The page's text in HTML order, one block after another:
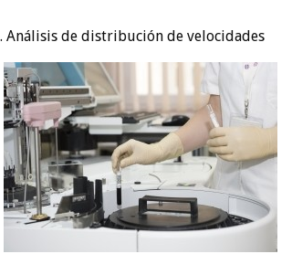
Análisis de distribución de velocidades